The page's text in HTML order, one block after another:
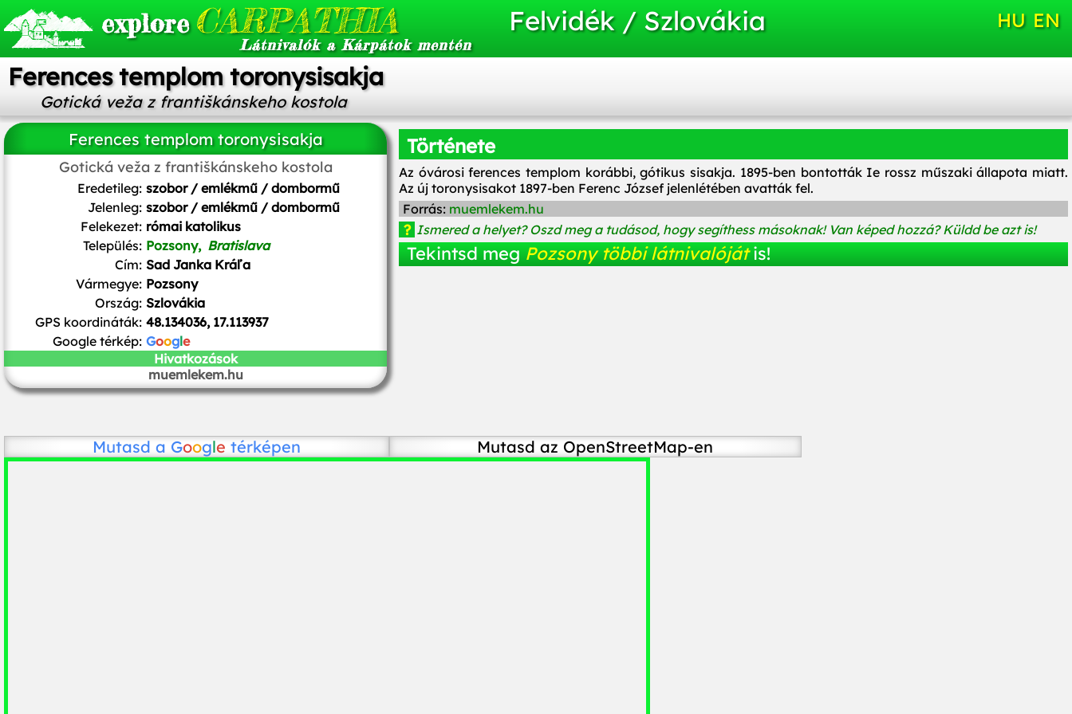
exploreCARPATHIA
Látnivalók a Kárpátok mentén
Felvidék / Szlovákia HU EN
Ferences templom toronysisakja
Gotická veža z františkánskeho kostola
Ferences templom toronysisakja
Gotická veža z františkánskeho kostola
Jozef Kotulič/CC BY-SA
Eredetileg: szobor / emlékmű / dombormű
Jelenleg: szobor / emlékmű / dombormű
Felekezet: római katolikus
Település: Pozsony, Bratislava
Cím: Sad Janka Kráľa
Vármegye: Pozsony
Ország: Szlovákia
GPS koordináták: 48.134036, 17.113937
Google térkép: Google
Hivatkozások
muemlekem.hu
Története
Az óvárosi ferences templom korábbi, gótikus sisakja. 1895-ben bontották Ie rossz műszaki állapota miatt.
Az új toronysisakot 1897-ben Ferenc József jelenlétében avatták fel.
Forrás: muemlekem.hu
? Ismered a helyet? Oszd meg a tudásod, hogy segíthess másoknak! Van képed hozzá? Küldd be azt is!
Tekintsd meg Pozsony többi látnivalóját is!
Mutasd a Google térképen Mutasd az OpenStreetMap-en